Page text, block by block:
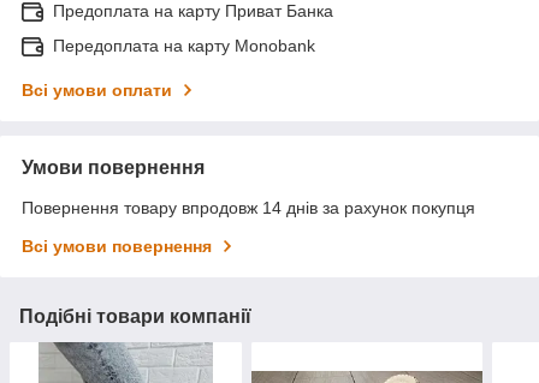
Предоплата на карту Приват Банка
Передоплата на карту Monobank
Всі умови оплати
Умови повернення
Повернення товару впродовж 14 днів за рахунок покупця
Всі умови повернення
Подібні товари компанії